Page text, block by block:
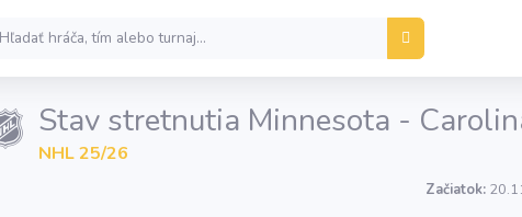
Stav stretnutia Minnesota -
NHL 25/26
Začiatok: